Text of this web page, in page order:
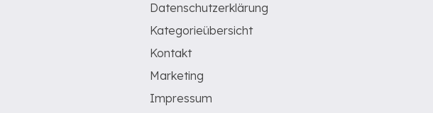
Datenschutzerklärung
Kategorieübersicht
Kontakt
Marketing
Impressum